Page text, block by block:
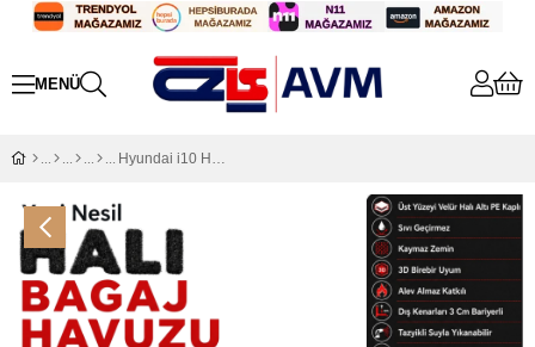
Hyundai i10 Halı Bagaj Havuzu (2020 Sonrası)